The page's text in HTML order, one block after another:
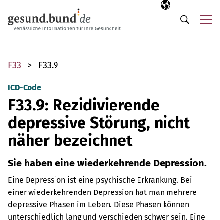
Ausgewählte
DE
Suche
F33 F33.9
ICD-Code
F33.9: Rezidivierende
depressive Störung, nicht
näher bezeichnet
Sie haben eine wiederkehrende Depression.
Eine Depression ist eine psychische Erkrankung. Bei
einer wiederkehrenden Depression hat man mehrere
depressive Phasen im Leben. Diese Phasen können
unterschiedlich lang und verschieden schwer sein. Eine